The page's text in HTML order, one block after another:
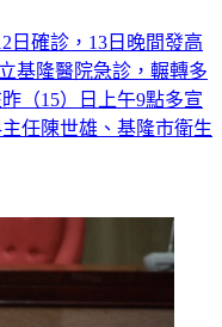
日確診，13日晚間發高
基隆醫院急診，輾轉多
（15）日上午9點多宣
任陳世雄、基隆市衛生